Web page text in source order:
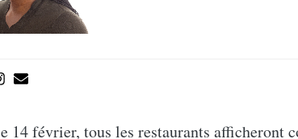
e 14 février, tous les restaurants afficheront